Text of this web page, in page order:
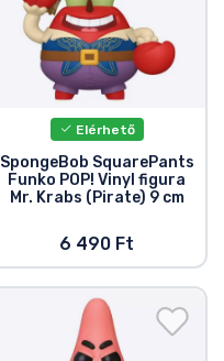
Elérhető
SpongeBob SquarePants
Funko POP! Vinyl figura
Mr. Krabs (Pirate) 9 cm
6 490 Ft